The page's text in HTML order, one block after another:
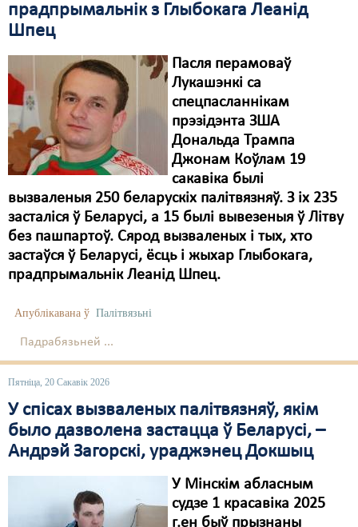
прадпрымальнік з Глыбокага Леанід
Шпец
Пасля перамоваў
Лукашэнкі са
спецпасланнікам
прэзідэнта ЗША
Дональда Трампа
Джонам Коўлам 19
сакавіка былі
вызваленыя 250 беларускіх палітвязняў. З іх 235
засталіся ў Беларусі, а 15 былі вывезеныя ў Літву
без пашпартоў. Сярод вызваленых і тых, хто
застаўся ў Беларусі, ёсць і жыхар Глыбокага,
прадпрымальнік Леанід Шпец.
Апублікавана ў Палітвязьні
Падрабязьней ...
Пятніца, 20 Сакавік 2026
У спісах вызваленых палітвязняў, якім
было дазволена застацца ў Беларусі, –
Андрэй Загорскі, ураджэнец Докшыц
У Мінскім абласным
судзе 1 красавіка 2025
г.ен быў прызнаны